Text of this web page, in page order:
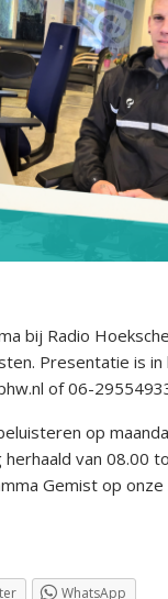
bij Radio
Presentatie is in
of 06-
op
van 08.00
Gemist op onze
WhatsApp